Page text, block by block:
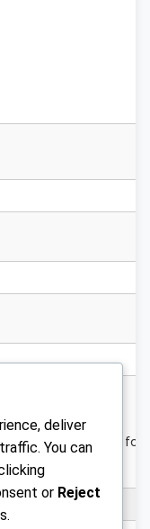
in this browser for
deliver
You can
or Reject